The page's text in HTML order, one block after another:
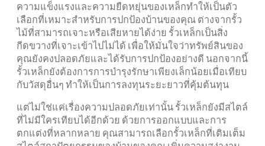
ความแข็งแรงและความยืดหยุ่นของเหล็กทำให้เป็นตัว
เลือกที่เหมาะสำหรับการปกป้องบ้านของคุณ ต่างจากรั้ว
ไม้ที่สามารถเจาะหรือเสียหายได้ง่าย รั้วเหล็กเป็นสิ่ง
กีดขวางที่เจาะเข้าไปไม่ได้ เพื่อให้มั่นใจว่าทรัพย์สินของ
คุณยังคงปลอดภัยและได้รับการปกป้องอย่างดี นอกจากนี้
รั้วเหล็กยังต้องการการบำรุงรักษาเพียงเล็กน้อยเมื่อเทียบ
กับวัสดุอื่นๆ ทำให้เป็นการลงทุนระยะยาวที่คุ้มต้นทุน
แต่ไม่ใช่แค่เรื่องความปลอดภัยเท่านั้น รั้วเหล็กยังมีสไตล์
ที่ไม่มีใครเทียบได้อีกด้วย ด้วยการออกแบบและการ
ตกแต่งที่หลากหลาย คุณสามารถเลือกรั้วเหล็กที่เติมเต็ม